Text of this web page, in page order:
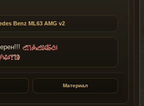
Benz ML63 AMG v2
Материал